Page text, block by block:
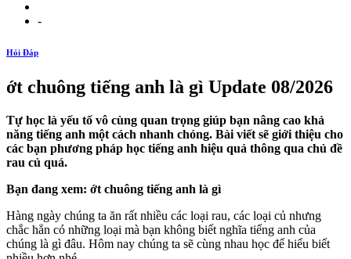
-
Hỏi Đáp
ớt chuông tiếng anh là gì Update 08/2026
Tự học là yếu tố vô cùng quan trọng giúp bạn nâng cao khả
năng tiếng anh một cách nhanh chóng. Bài viết sẽ giới thiệu cho
các bạn phương pháp học tiếng anh hiệu quả thông qua chủ đề
rau củ quá.
Bạn đang xem: ớt chuông tiếng anh là gì
Hàng ngày chúng ta ăn rất nhiều các loại rau, các loại củ nhưng
chắc hẳn có những loại mà bạn không biết nghĩa tiếng anh của
chúng là gì đâu. Hôm nay chúng ta sẽ cùng nhau học để hiểu biết